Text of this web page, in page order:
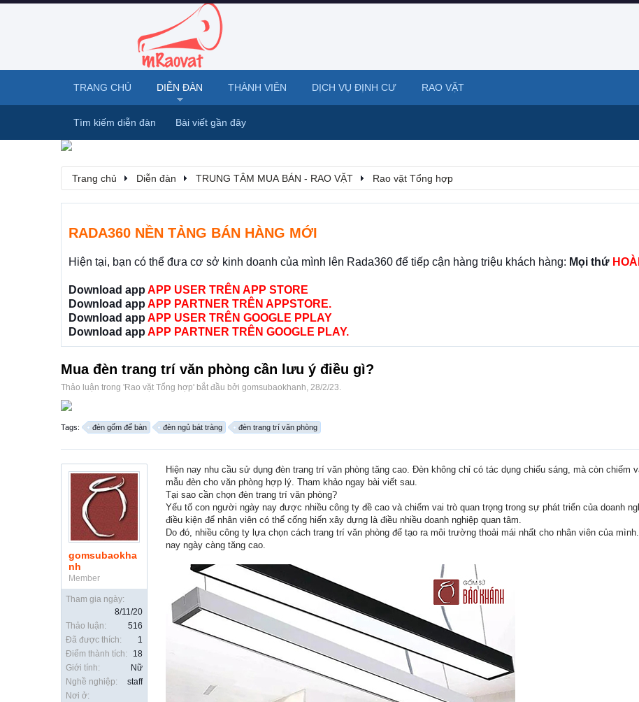
Trang chủ Diễn đàn TRUNG TÂM MUA BÁN - RAO VẶT Rao vặt Tổng hợp
RADA360 NỀN TẢNG BÁN HÀNG MỚI
Hiện tại, bạn có thể đưa cơ sở kinh doanh của mình lên Rada360 để tiếp cận hàng triệu khách hàng: Mọi thứ
Download app APP USER TRÊN APP STORE
Download app APP PARTNER TRÊN APPSTORE.
Download app APP USER TRÊN GOOGLE PPLAY
Download app APP PARTNER TRÊN GOOGLE PLAY.
Mua đèn trang trí văn phòng cần lưu ý điều gì?
Thảo luận trong 'Rao vặt Tổng hợp' bắt đầu bởi gomsubaokhanh, 28/2/23.
Tags: đèn gốm để bàn đèn ngủ bát tràng đèn trang trí văn phòng
gomsubaokha
nh
Member
Tham gia ngày:
8/11/20
Thảo luận:
516
Đã được thích:
1
Điểm thành tích:
18
Giới tính:
Nữ
Nghề nghiệp:
staff
Nơi ở:
Hiện nay nhu cầu sử dụng đèn trang trí văn phòng tăng cao. Đèn không chỉ có tác dụng chiếu sáng, mà còn
mẫu đèn cho văn phòng hợp lý. Tham khảo ngay bài viết sau.
Tại sao cần chọn đèn trang trí văn phòng?
Yếu tố con người ngày nay được nhiều công ty đề cao và chiếm vai trò quan trọng trong sự phát triển của doanh
điều kiện để nhân viên có thể cống hiến xây dựng là điều nhiều doanh nghiệp quan tâm.
Do đó, nhiều công ty lựa chọn cách trang trí văn phòng để tạo ra môi trường thoải mái nhất cho nhân viên của
nay ngày càng tăng cao.
TRANG CHỦ DIỄN ĐÀN
Tìm kiếm diễn đàn Bài viết gần đây
THÀNH VIÊN DỊCH VỤ ĐỊNH CƯ RAO VẶT